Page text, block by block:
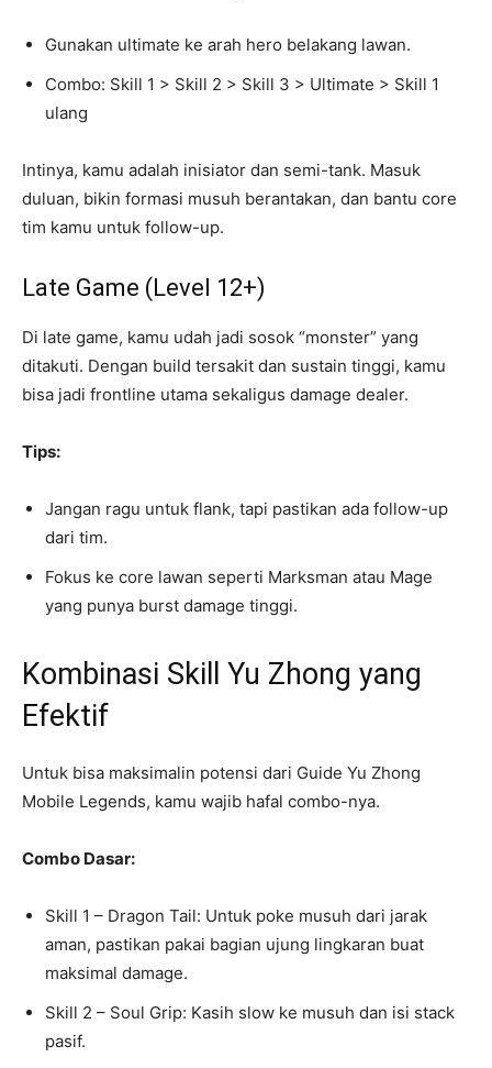
Gunakan ultimate ke arah hero belakang lawan.
Combo: Skill 1 > Skill 2 > Skill 3 > Ultimate > Skill 1
ulang
Intinya, kamu adalah inisiator dan semi-tank. Masuk
duluan, bikin formasi musuh berantakan, dan bantu core
tim kamu untuk follow-up.
Late Game (Level 12+)
Di late game, kamu udah jadi sosok “monster” yang
ditakuti. Dengan build tersakit dan sustain tinggi, kamu
bisa jadi frontline utama sekaligus damage dealer.
Tips:
Jangan ragu untuk flank, tapi pastikan ada follow-up
dari tim.
Fokus ke core lawan seperti Marksman atau Mage
yang punya burst damage tinggi.
Kombinasi Skill Yu Zhong yang
Efektif
Untuk bisa maksimalin potensi dari Guide Yu Zhong
Mobile Legends, kamu wajib hafal combo-nya.
Combo Dasar:
Skill 1 – Dragon Tail: Untuk poke musuh dari jarak
aman, pastikan pakai bagian ujung lingkaran buat
maksimal damage.
Skill 2 – Soul Grip: Kasih slow ke musuh dan isi stack
pasif.